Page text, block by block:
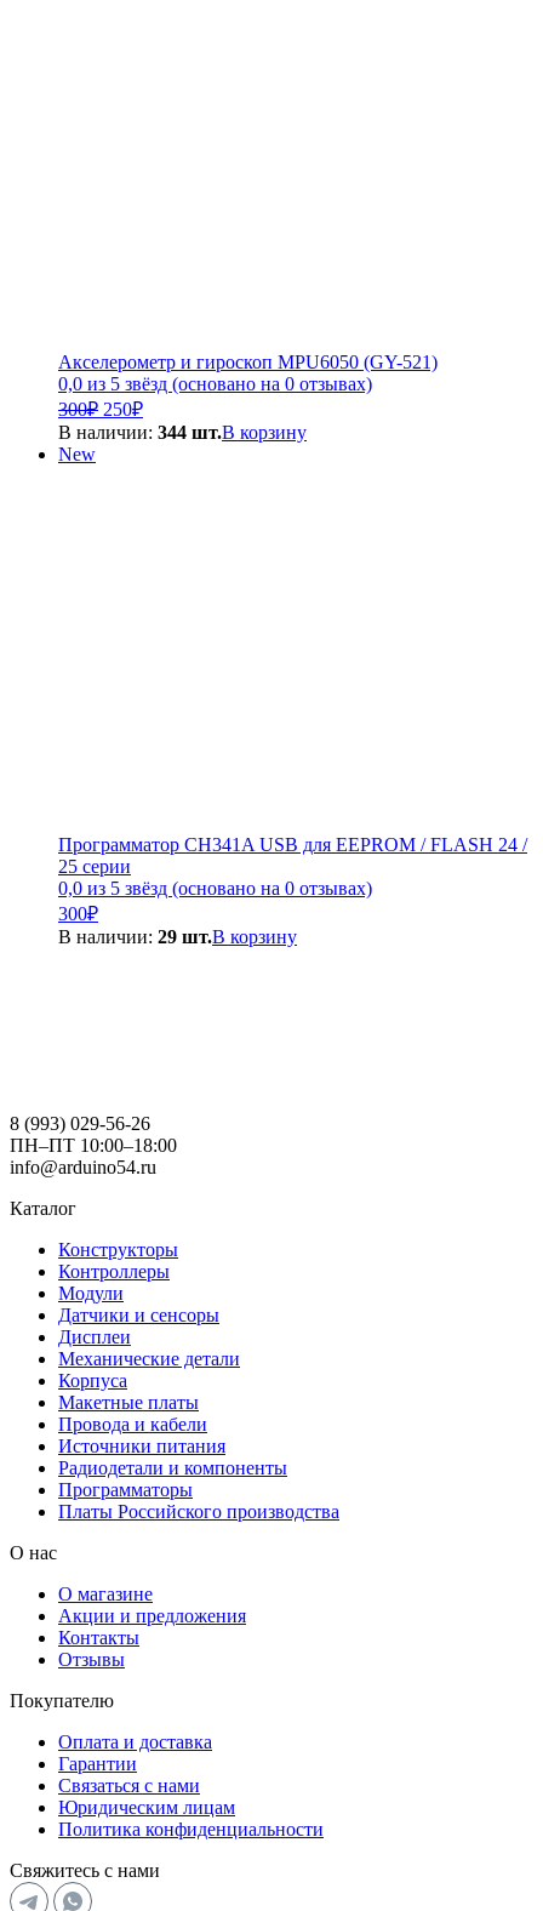
Акселерометр и гироскоп MPU6050 (GY-521)
0,0 из 5 звёзд (основано на 0 отзывах)
300₽ Первоначальная
цена
250₽Текущая
цена:
В наличии: 344 шт.В корзину
New
Программатор CH341A USB для EEPROM / FLASH 24 /
25 серии
0,0 из 5 звёзд (основано на 0 отзывах)
300₽
В наличии: 29 шт.В корзину
8 (993) 029-56-26
ПН–ПТ 10:00–18:00
info@arduino54.ru
Каталог
Конструкторы
Контроллеры
Модули
Датчики и сенсоры
Дисплеи
Механические детали
Корпуса
Макетные платы
Провода и кабели
Источники питания
Радиодетали и компоненты
Программаторы
Платы Российского производства
О нас
О магазине
Акции и предложения
Контакты
Отзывы
Покупателю
Оплата и доставка
Гарантии
Связаться с нами
Юридическим лицам
Политика конфиденциальности
Свяжитесь с нами